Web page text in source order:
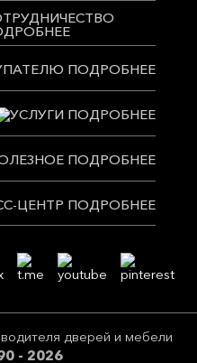
дверей и мебели
- 2026